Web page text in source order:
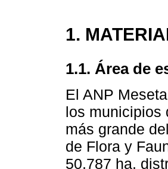
1.
1.1. Área de
El ANP
los municipios
más grande
de Flora y
50,787 ha,